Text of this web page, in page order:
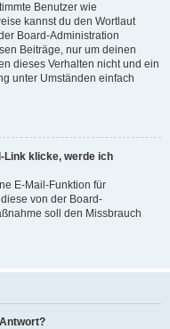
Benutzer wie
kannst du den Wortlaut
Board-Administration
Beiträge, nur um deinen
dieses Verhalten nicht und ein
unter Umständen einfach
Link klicke, werde ich
E-Mail-Funktion für
von der Board-
soll den Missbrauch